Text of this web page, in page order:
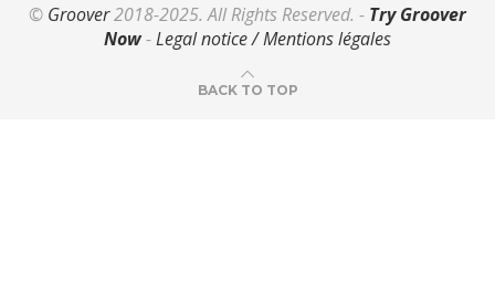
© Groover2018-2025. All Rights Reserved. - Try Groover
Now-Legal notice / Mentions légales
BACK TO TOP